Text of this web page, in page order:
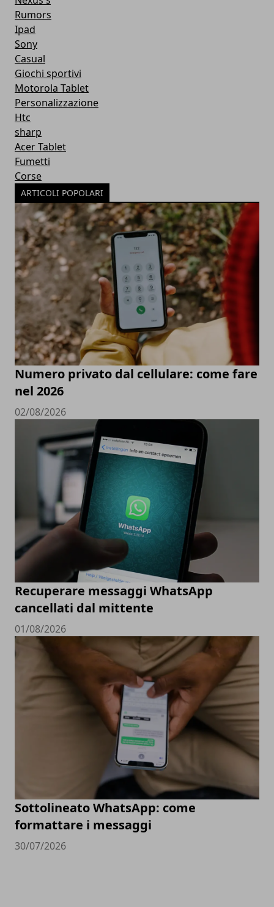
Rumors
Ipad
Sony
Casual
Giochi sportivi
Motorola Tablet
Personalizzazione
Htc
sharp
Acer Tablet
Fumetti
Corse
ARTICOLI POPOLARI
Numero privato dal cellulare: come fare
nel 2026
02/08/2026
Recuperare messaggi WhatsApp
cancellati dal mittente
01/08/2026
Sottolineato WhatsApp: come
formattare i messaggi
30/07/2026